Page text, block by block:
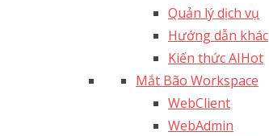
Quản lý dịch vụ
Hướng dẫn khác
Kiến thức AIHot
Mắt Bão Workspace
WebClient
WebAdmin